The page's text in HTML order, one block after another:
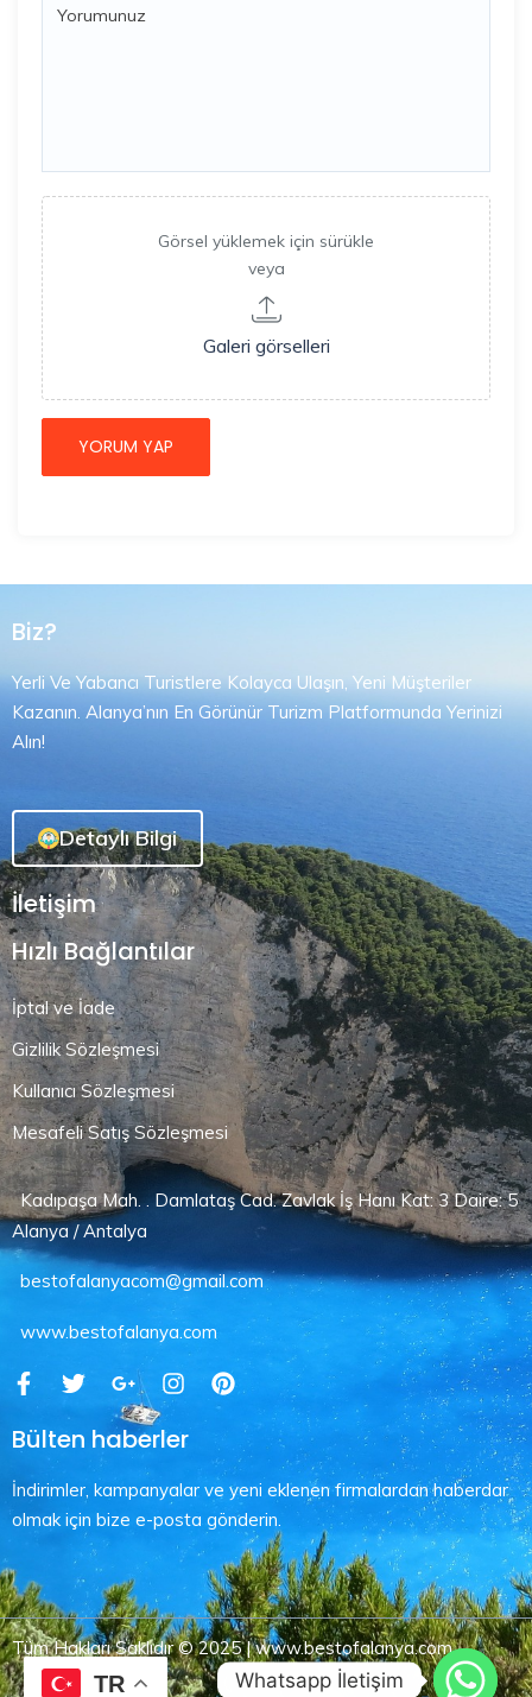
Görsel yüklemek için sürükle
veya
Galeri görselleri
Biz?
Yerli Ve Yabancı Turistlere Kolayca Ulaşın, Yeni Müşteriler
Kazanın. Alanya’nın En Görünür Turizm Platformunda Yerinizi
Alın!
Detaylı Bilgi
İletişim
Hızlı Bağlantılar
İptal ve İade
Gizlilik Sözleşmesi
Kullanıcı Sözleşmesi
Mesafeli Satış Sözleşmesi
Kadıpaşa Mah. . Damlataş Cad. Zavlak İş Hanı Kat: 3 Daire: 5
Alanya / Antalya
bestofalanyacom@gmail.com
www.bestofalanya.com
Bülten haberler
İndirimler, kampanyalar ve yeni eklenen firmalardan haberdar
olmak için bize e-posta gönderin.
Tüm Hakları Saklıdır © 2025 | www.bestofalanya.com
TR Whatsapp İletişim